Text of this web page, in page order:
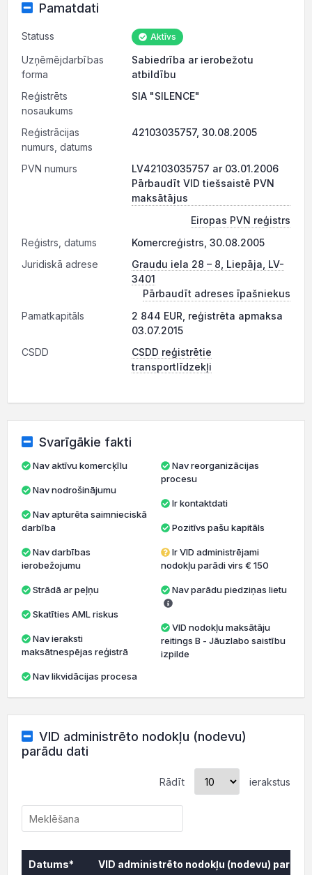
Pamatdati
Statuss Aktīvs
Uzņēmējdarbības
forma
Sabiedrība ar ierobežotu
atbildību
Reģistrēts
nosaukums
SIA "SILENCE"
Reģistrācijas
numurs, datums
42103035757, 30.08.2005
PVN numurs
LV42103035757 ar 03.01.2006
Pārbaudīt VID tiešsaistē PVN
maksātājus
Eiropas PVN reģistrs
Reģistrs, datums
Komercreģistrs, 30.08.2005
Juridiskā adrese
Graudu iela 28 – 8, Liepāja, LV-
3401
Pārbaudīt adreses īpašniekus
Pamatkapitāls
2 844 EUR, reģistrēta apmaksa
03.07.2015
CSDD
CSDD reģistrētie
transportlīdzekļi
Svarīgākie fakti
Nav aktīvu komercķīlu
Nav nodrošinājumu
darbība
ierobežojumu
Strādā ar peļņu
Skatīties AML riskus
maksātnespējas reģistrā
Nav likvidācijas procesa
Nav reorganizācijas
procesu
Ir kontaktdati
Pozitīvs pašu kapitāls
Ir VID administrējami
nodokļu parādi virs € 150
Nav parādu piedziņas lietu
VID nodokļu maksātāju
reitings B - Jāuzlabo saistību
izpilde
VID administrēto nodokļu (nodevu)
parādu dati
Rādīt ierakstus
Datums* VID administrēto nodokļu (nodevu)